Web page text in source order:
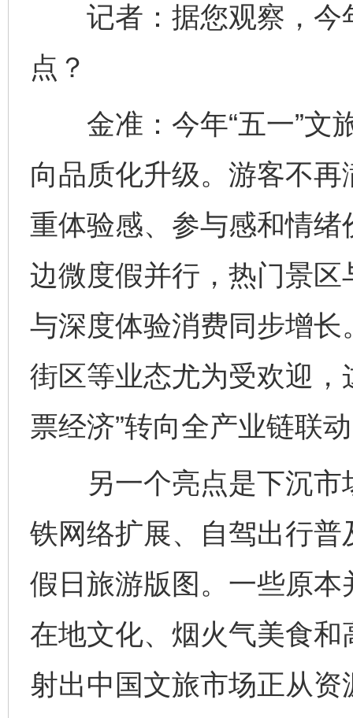
记者：据您观察，今
点？
金准：今年“五一”文
向品质化升级。游客不再
重体验感、参与感和情
边微度假并行，热门景
与深度体验消费同步增
街区等业态尤为受欢迎，
票经济”转向全产业链联
另一个亮点是下沉市
铁网络扩展、自驾出行
假日旅游版图。一些原
在地文化、烟火气美食和
射出中国文旅市场正从